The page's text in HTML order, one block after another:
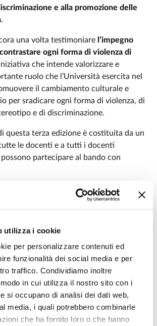
utilizza i cookie
per personalizzare contenuti ed
funzionalità dei social media e per
traffico. Condividiamo inoltre
in cui utilizza il nostro sito con i
si occupano di analisi dei dati web,
media, i quali potrebbero combinarle
che ha fornito loro o che hanno
e alla promozione delle
.
una volta testimoniare l’impegno
ogni forma di violenza di
che intende valorizzare e
ruolo che l’Università esercita nel
il cambiamento culturale e
per sradicare ogni forma di violenza, di
e di discriminazione.
questa terza edizione è costituita da un
le docenti e a tutti i docenti
possono partecipare al bando con
deve essere composta da almeno due
uno o a più Dipartimenti dell’Ateneo.
non come responsabile. È
e istituzioni non accademiche.
ottenibile per ogni progetto è di
questi argomenti al centro della
appunto, il 25 novembre ma tutto